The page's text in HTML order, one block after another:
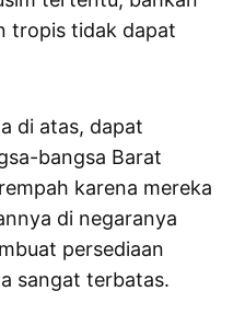
tropis tidak dapat
di atas, dapat
bangsa Barat
karena mereka
di negaranya
persediaan
sangat terbatas.